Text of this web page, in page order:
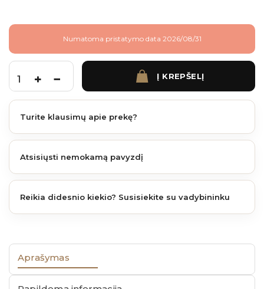
Numatoma pristatymo data 2026/08/31
produkto kiekis: Boston tvoros stulpas 75x75mm L-300 cm RAL7016
Į KREPŠELĮ
Turite klausimų apie prekę?
Atsisiųsti nemokamą pavyzdį
Reikia didesnio kiekio? Susisiekite su vadybininku
Aprašymas